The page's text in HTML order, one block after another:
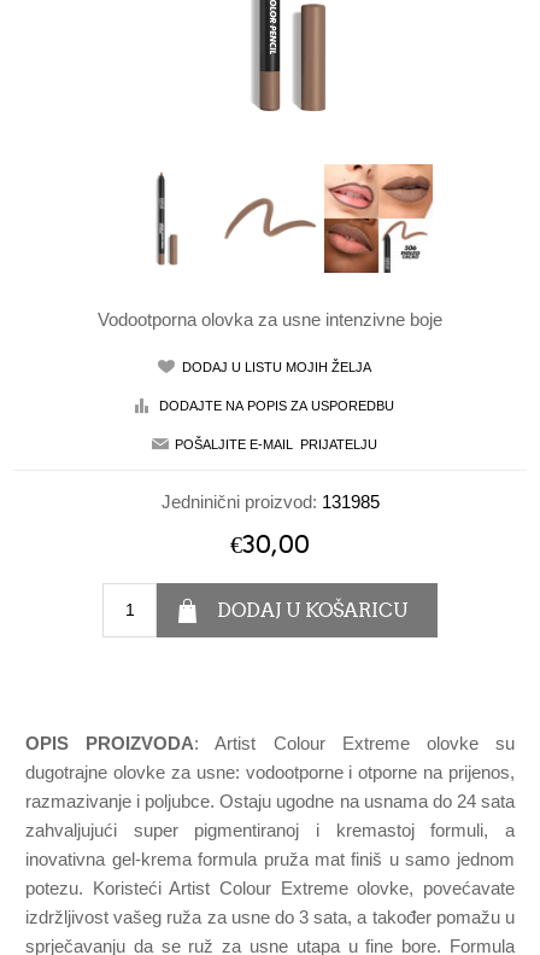
Vodootporna olovka za usne intenzivne boje
Jedninični proizvod: 131985
€30,00
OPIS PROIZVODA: Artist Colour Extreme olovke su
dugotrajne olovke za usne: vodootporne i otporne na prijenos,
razmazivanje i poljubce. Ostaju ugodne na usnama do 24 sata
zahvaljujući super pigmentiranoj i kremastoj formuli, a
inovativna gel-krema formula pruža mat finiš u samo jednom
potezu. Koristeći Artist Colour Extreme olovke, povećavate
izdržljivost vašeg ruža za usne do 3 sata, a također pomažu u
sprječavanju da se ruž za usne utapa u fine bore. Formula